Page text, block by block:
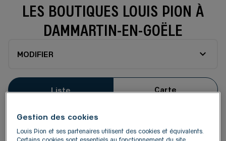
LES BOUTIQUES LOUIS PION À
DAMMARTIN-EN-GOËLE
MODIFIER
Liste Carte
1 LOUIS PION CLAYE-SOUILLY
Gestion des cookies
Louis Pion et ses partenaires utilisent des cookies et équivalents.
Certains cookies sont essentiels au fonctionnement du site